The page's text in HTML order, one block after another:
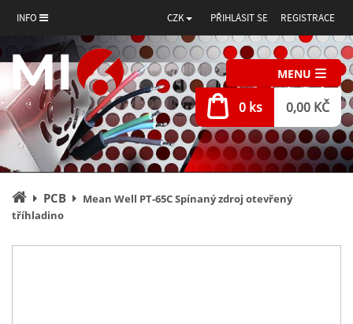
INFO CZK PŘIHLÁSIT SE REGISTRACE
MENU
0 ks 0,00 KČ
Úvodní
stránka
PCB
Mean Well PT-65C Spínaný zdroj otevřený
tříhladino